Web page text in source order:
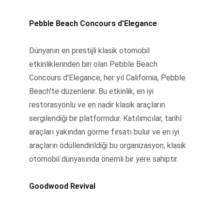
Pebble Beach Concours d'Elegance
Dünyanın en prestijli klasik otomobil
etkinliklerinden biri olan Pebble Beach
Concours d'Elegance, her yıl California, Pebble
Beach'te düzenlenir. Bu etkinlik, en iyi
restorasyonlu ve en nadir klasik araçların
sergilendiği bir platformdur. Katılımcılar, tarihî
araçları yakından görme fırsatı bulur ve en iyi
araçların ödüllendirildiği bu organizasyon, klasik
otomobil dünyasında önemli bir yere sahiptir.
Goodwood Revival